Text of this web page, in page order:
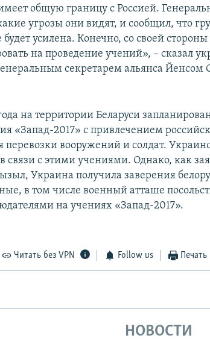
общую границу с Россией.
угрозы они видят, и сообщил, что
будет усилена. Конечно, со своей
на проведение учений», – сказал
секретарем альянса Йенсом
на территории Беларуси
«Запад-2017» с привлечением
перевозки вооружений и солдат.
связи с этими учениями. Однако, как
Украина получила заверения
в том числе военный атташе
на учениях «Запад-2017».
Читать без VPN Follow us Печать
НОВОСТИ